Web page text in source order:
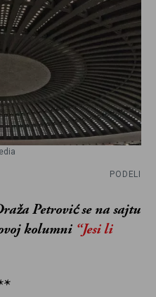
PODELI
Petrović se na sajtu
kolumni “Jesi li